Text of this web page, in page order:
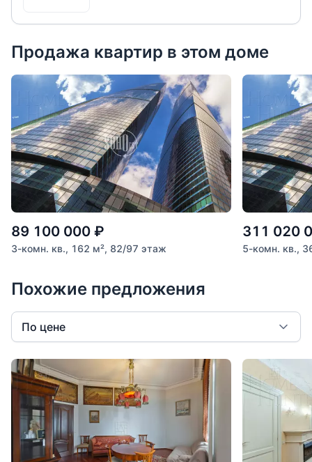
Продажа квартир в этом доме
89 100 000 ₽
3-комн. кв., 162 м², 82/97 этаж
311 020
5-комн. кв.,
Похожие предложения
По цене